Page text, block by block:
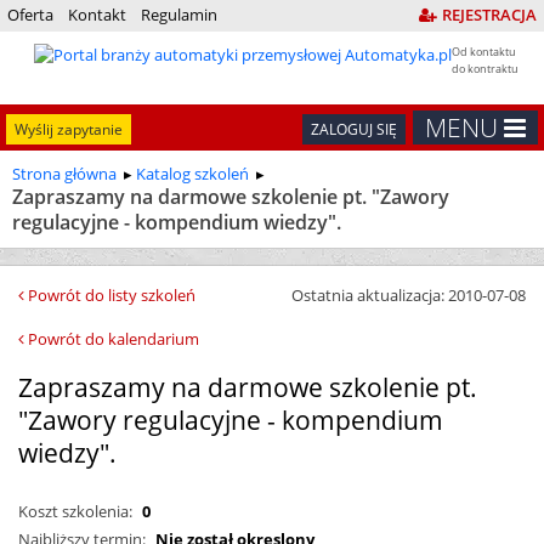
Oferta Kontakt Regulamin REJESTRACJA
Od kontaktu
do kontraktu
MENU
ZALOGUJ SIĘ
Wyślij zapytanie
Strona główna Katalog szkoleń
Zapraszamy na darmowe szkolenie pt. "Zawory
regulacyjne - kompendium wiedzy".
Powrót do listy szkoleń
Ostatnia aktualizacja: 2010-07-08
Powrót do kalendarium
Zapraszamy na darmowe szkolenie pt.
"Zawory regulacyjne - kompendium
wiedzy".
Koszt szkolenia: 0
Najbliższy termin: Nie został okreslony